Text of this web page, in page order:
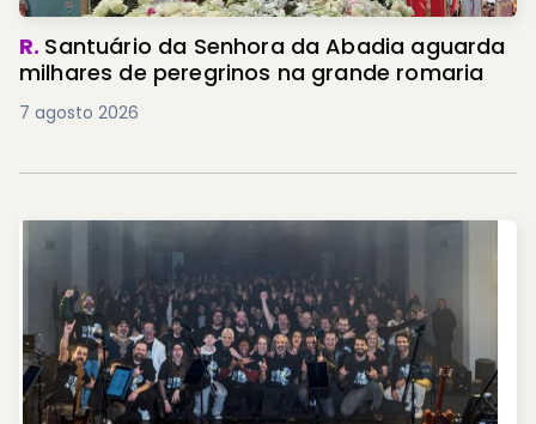
R. Santuário da Senhora da Abadia aguarda
milhares de peregrinos na grande romaria
7 agosto 2026